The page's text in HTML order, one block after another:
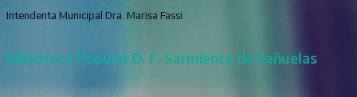
Intendenta Municipal Dra. Marisa Fassi
Biblioteca Popular D. F. Sarmiento de Cañuelas